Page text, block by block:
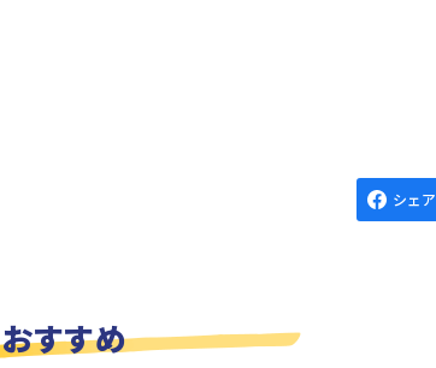
シェア
おすすめ